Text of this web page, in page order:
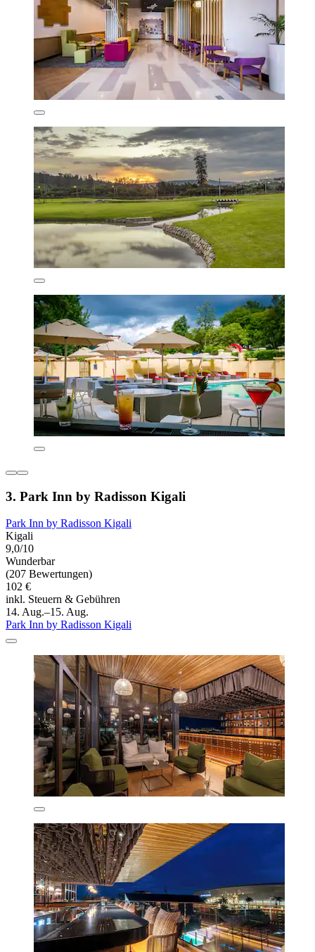
3. Park Inn by Radisson Kigali
Park Inn by Radisson Kigali
Kigali
9,0/10
Wunderbar
(207 Bewertungen)
102 €
inkl. Steuern & Gebühren
14. Aug.–15. Aug.
Park Inn by Radisson Kigali